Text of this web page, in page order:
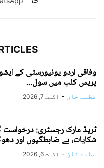
وفاقی اردو یونیورسٹی کے
پریس کلب میں سول...
عظمت خان - اگست 7, 2026
ٹریڈ مارک رجسٹری: درخواست
شکایات، بے ضابطگیوں اور
عظمت خان - اگست 6, 2026